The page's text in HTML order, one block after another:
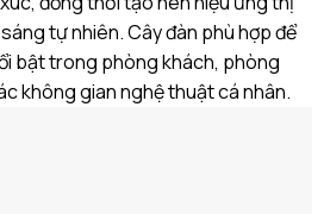
tự nhiên. Cây đàn phù hợp để
bật trong phòng khách, phòng
không gian nghệ thuật cá nhân.